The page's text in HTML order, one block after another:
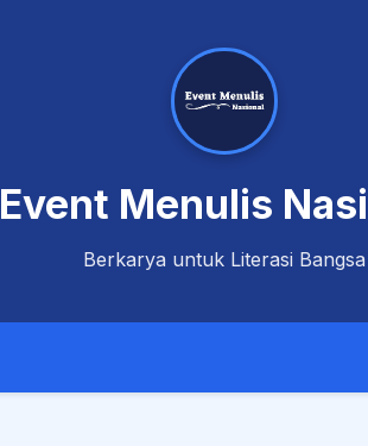
Event Menulis
Berkarya untuk Literasi Bangsa